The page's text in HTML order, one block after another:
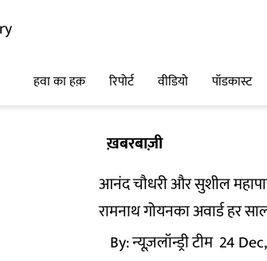
हवा का हक़ रिपोर्ट वीडियो पॉडकास्ट
ख़बरबाज़ी
आनंद चौधरी और सुशील
रामनाथ गोयनका अवार्ड हर
By:न्यूज़लॉन्ड्री टीम 24